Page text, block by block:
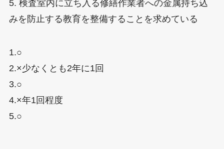
5. 検査室内に立ち入る修繕作業者への金属持ち込
みを防止する教育を整備することを求めている
1.○
2.×少なくとも2年に1回
3.○
4.×年1回程度
5.○